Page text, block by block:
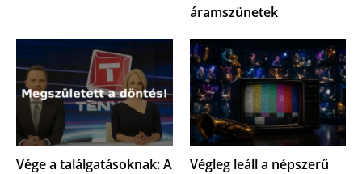
áramszünetek
Vége a találgatásoknak: A
Végleg leáll a népszerű